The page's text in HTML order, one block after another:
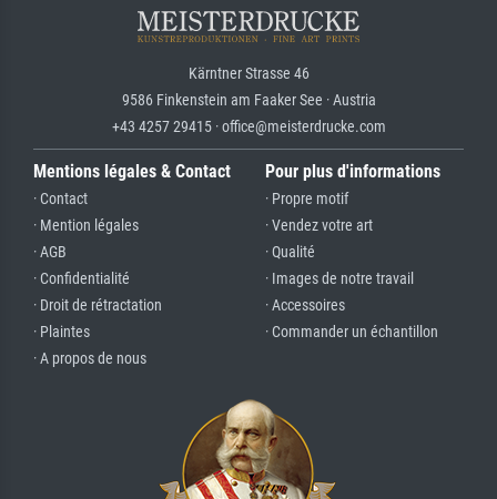
Kärntner Strasse 46
9586 Finkenstein am Faaker See · Austria
+43 4257 29415 · office@meisterdrucke.com
Mentions légales & Contact
· Contact
· Mention légales
· AGB
· Confidentialité
· Droit de rétractation
· Plaintes
· A propos de nous
Pour plus d'informations
· Propre motif
· Vendez votre art
· Qualité
· Images de notre travail
· Accessoires
· Commander un échantillon